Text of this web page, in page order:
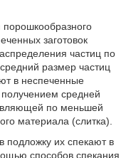
заготовок
частиц по
размер частиц
в неспеченные
средней
по меньшей
материала (слитка).
подложку их спекают в
способов спекания